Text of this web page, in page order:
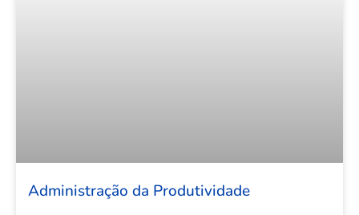
Administração da Produtividade